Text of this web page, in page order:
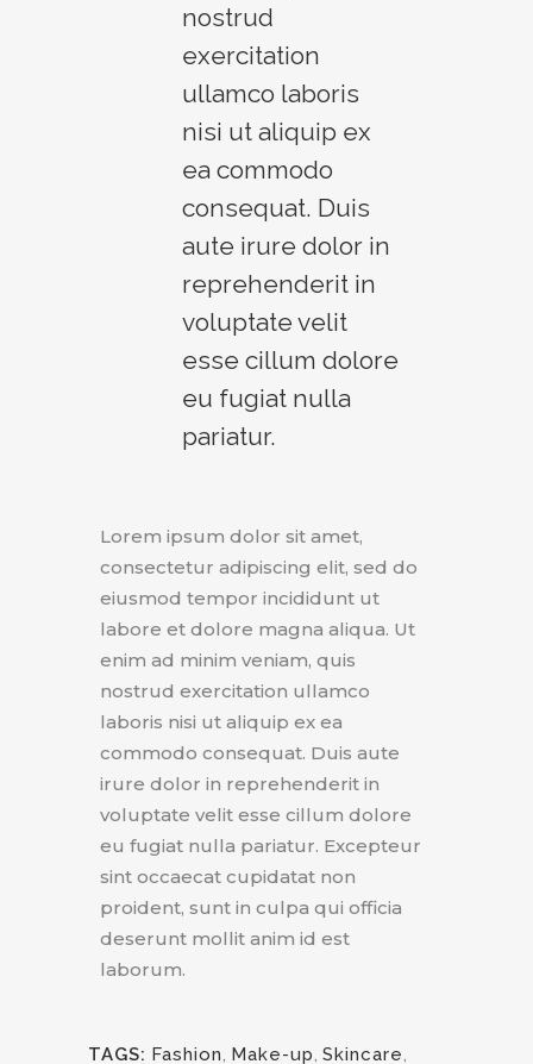
nostrud
exercitation
ullamco laboris
nisi ut aliquip ex
ea commodo
consequat. Duis
aute irure dolor in
reprehenderit in
voluptate velit
esse cillum dolore
eu fugiat nulla
pariatur.
Lorem ipsum dolor sit amet,
consectetur adipiscing elit, sed do
eiusmod tempor incididunt ut
labore et dolore magna aliqua. Ut
enim ad minim veniam, quis
nostrud exercitation ullamco
laboris nisi ut aliquip ex ea
commodo consequat. Duis aute
irure dolor in reprehenderit in
voluptate velit esse cillum dolore
eu fugiat nulla pariatur. Excepteur
sint occaecat cupidatat non
proident, sunt in culpa qui officia
deserunt mollit anim id est
laborum.
TAGS: Fashion, Make-up, Skincare,